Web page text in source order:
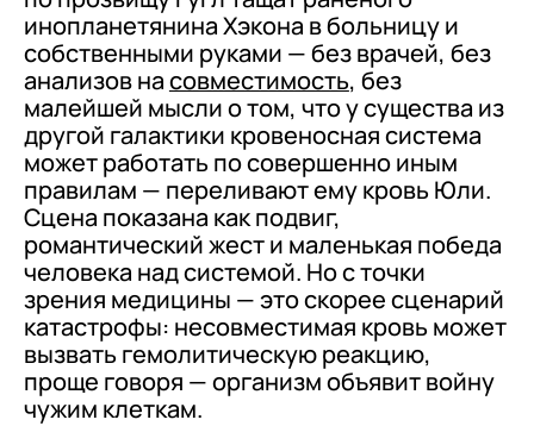
инопланетянина Хэкона в больницу и
собственными руками — без врачей, без
анализов насовместимость, без
малейшей мысли о том, что у существа из
другой галактики кровеносная система
может работать по совершенно иным
правилам — переливают ему кровь Юли.
Сцена показана как подвиг,
романтический жест и маленькая победа
человека над системой. Но с точки
зрения медицины — это скорее сценарий
катастрофы: несовместимая кровь может
вызвать гемолитическую реакцию,
проще говоря — организм объявит войну
чужим клеткам.